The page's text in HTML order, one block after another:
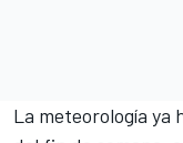
La meteorología ya